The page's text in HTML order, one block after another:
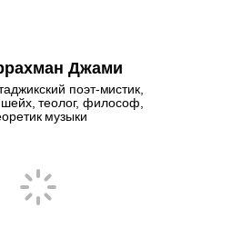
Джами
поэт-мистик,
теолог, философ,
музыки